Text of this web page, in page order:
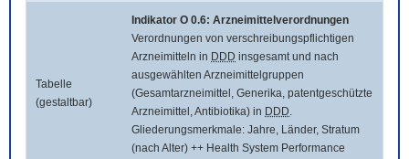
Tabelle
(gestaltbar)
Indikator O 0.6: Arzneimittelverordnungen
Verordnungen von verschreibungspflichtigen
Arzneimitteln in DDD insgesamt und nach
ausgewählten Arzneimittelgruppen
(Gesamtarzneimittel, Generika, patentgeschützte
Arzneimittel, Antibiotika) in DDD.
Gliederungsmerkmale: Jahre, Länder, Stratum
(nach Alter) ++ Health System Performance